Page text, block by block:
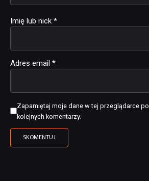
Imię lub nick *
Adres email *
Zapamiętaj moje dane w tej przeglądarce
kolejnych komentarzy.